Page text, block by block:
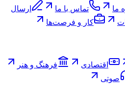
ما تماس با ما
ارسال
کار و فرصت‌ها
اقتصادی
فرهنگ و هنر
صوتی